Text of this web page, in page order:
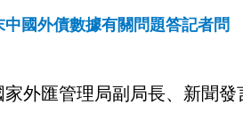
國外債數據有關問題答記者問
外匯管理局副局長、新聞發